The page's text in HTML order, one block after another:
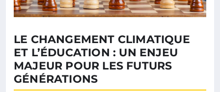
LE CHANGEMENT CLIMATIQUE
ET L’ÉDUCATION : UN ENJEU
MAJEUR POUR LES FUTURS
GÉNÉRATIONS